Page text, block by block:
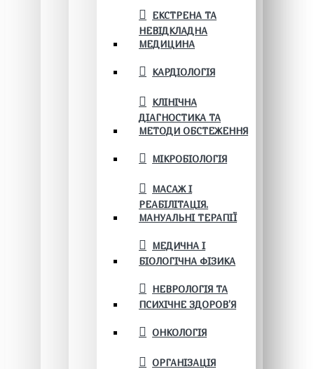
ЕКСТРЕНА ТА
НЕВІДКЛАДНА
МЕДИЦИНА
КАРДІОЛОГІЯ
КЛІНІЧНА
ДІАГНОСТИКА ТА
МЕТОДИ ОБСТЕЖЕННЯ
МІКРОБІОЛОГІЯ
МАСАЖ І
РЕАБІЛІТАЦІЯ.
МАНУАЛЬНІ ТЕРАПІЇ
МЕДИЧНА І
БІОЛОГІЧНА ФІЗИКА
НЕВРОЛОГІЯ ТА
ПСИХІЧНЕ ЗДОРОВ’Я
ОНКОЛОГІЯ
ОРГАНІЗАЦІЯ